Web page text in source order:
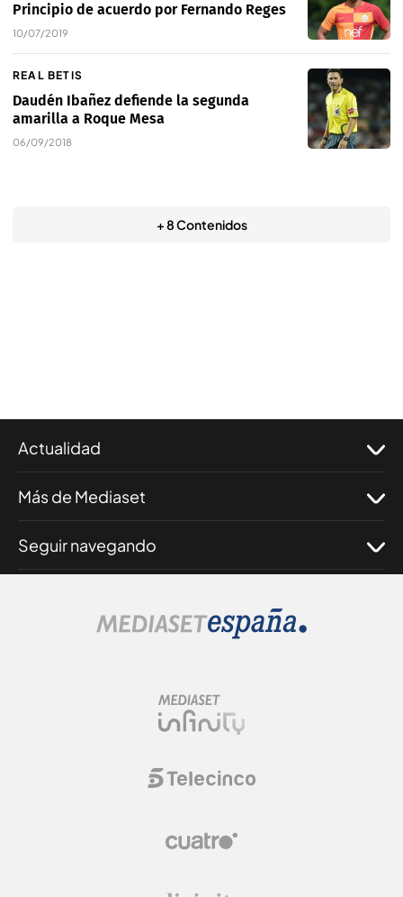
Principio de acuerdo por Fernando Reges
10/07/2019
REAL BETIS
Daudén Ibañez defiende la segunda
amarilla a Roque Mesa
06/09/2018
+ 8 Contenidos
Actualidad
Más de Mediaset
Seguir navegando